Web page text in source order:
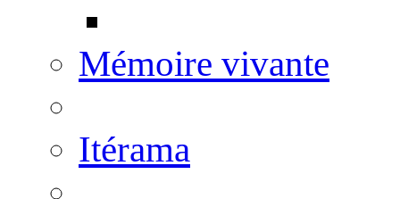
Mémoire vivante
Itérama